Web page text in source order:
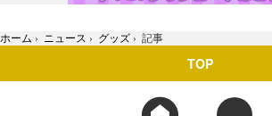
ホーム › ニュース › グッズ › 記事
TOP